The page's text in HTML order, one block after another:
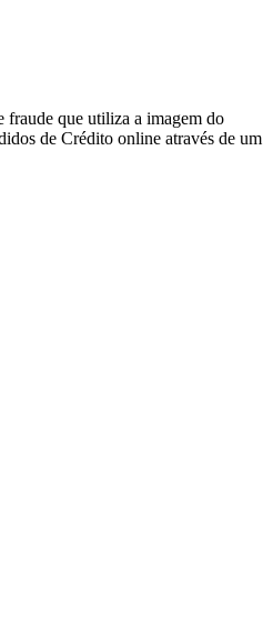
fraude que utiliza a imagem do
de Crédito online através de um